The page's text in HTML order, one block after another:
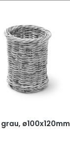
ø100x120mm